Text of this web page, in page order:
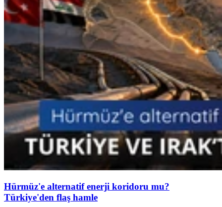
Hürmüz'e alternatif enerji koridoru mu?
Türkiye'den flaş hamle